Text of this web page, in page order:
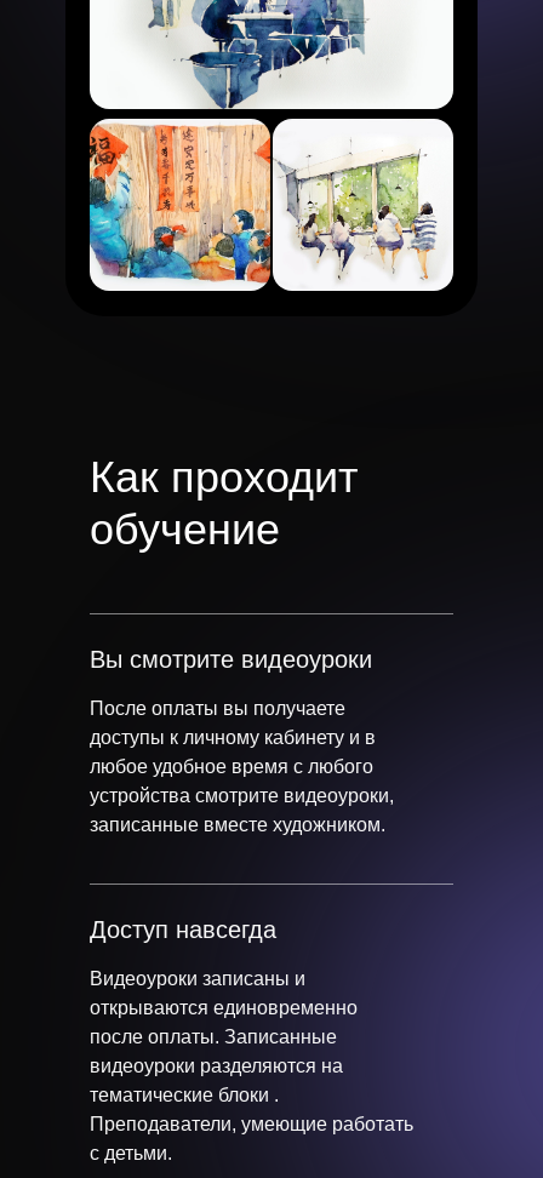
Как проходит
обучение
Видеоуроки записаны и
открываются единовременно
после оплаты. Записанные
видеоуроки разделяются на
тематические блоки .
Преподаватели, умеющие работать
с детьми.
Доступ навсегда
Вы смотрите видеоуроки
После оплаты вы получаете
доступы к личному кабинету и в
любое удобное время с любого
устройства смотрите видеоуроки,
записанные вместе художником.